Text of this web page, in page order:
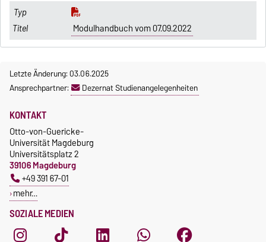
Modulhandbuch vom 07.09.2022
Letzte Änderung: 03.06.2025
Ansprechpartner:
Dezernat Studienangelegenheiten
SOZIALE MEDIEN
KONTAKT
Otto-von-Guericke-
Universität Magdeburg
Universitätsplatz 2
39106 Magdeburg
+49 391 67-01
mehr…